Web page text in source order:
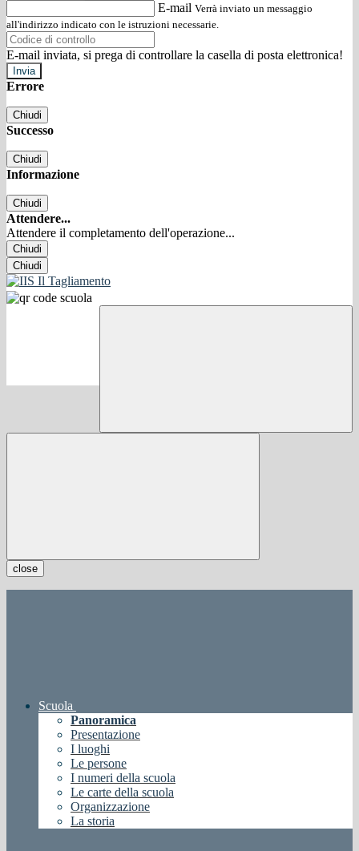
E-mail Verrà inviato un messaggio
all'indirizzo indicato con le istruzioni necessarie.
E-mail inviata, si prega di controllare la casella di posta elettronica!
Errore
Chiudi
Successo
Chiudi
Informazione
Chiudi
Attendere...
Attendere il completamento dell'operazione...
Chiudi
Chiudi
close
Scuola
Panoramica
Presentazione
I luoghi
Le persone
I numeri della scuola
Le carte della scuola
Organizzazione
La storia